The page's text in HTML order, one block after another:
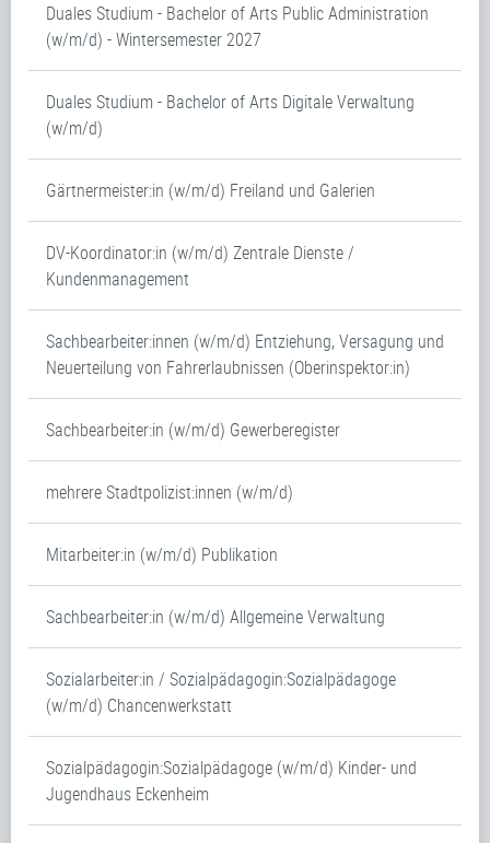
Duales Studium - Bachelor of Arts Public Administration
(w/m/d) - Wintersemester 2027
Duales Studium - Bachelor of Arts Digitale Verwaltung
(w/m/d)
Gärtnermeister:in (w/m/d) Freiland und Galerien
DV-Koordinator:in (w/m/d) Zentrale Dienste /
Kundenmanagement
Sachbearbeiter:innen (w/m/d) Entziehung, Versagung und
Neuerteilung von Fahrerlaubnissen (Oberinspektor:in)
Sachbearbeiter:in (w/m/d) Gewerberegister
mehrere Stadtpolizist:innen (w/m/d)
Mitarbeiter:in (w/m/d) Publikation
Sachbearbeiter:in (w/m/d) Allgemeine Verwaltung
Sozialarbeiter:in / Sozialpädagogin:Sozialpädagoge
(w/m/d) Chancenwerkstatt
Sozialpädagogin:Sozialpädagoge (w/m/d) Kinder- und
Jugendhaus Eckenheim